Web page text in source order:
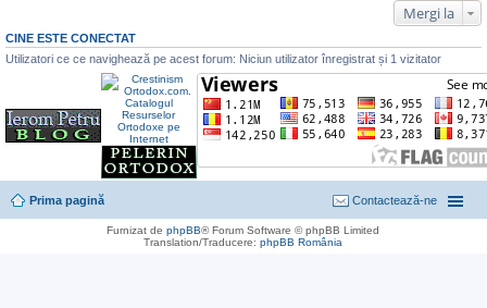
Mergi la
CINE ESTE CONECTAT
Utilizatori ce ce navighează pe acest forum: Niciun utilizator înregistrat și 1 vizitator
Prima pagină Contactează-ne
Furnizat dephpBB® Forum Software © phpBB Limited
Translation/Traducere:phpBB România